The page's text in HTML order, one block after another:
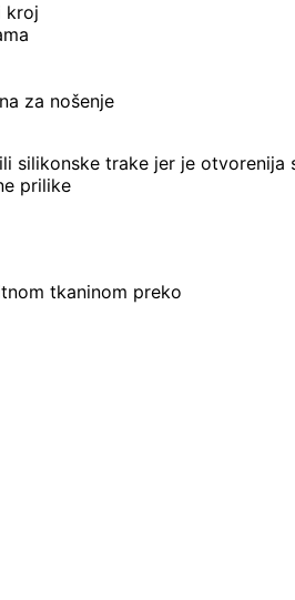
kroj
za nošenje
silikonske trake jer je otvorenija
prilike
tkaninom preko